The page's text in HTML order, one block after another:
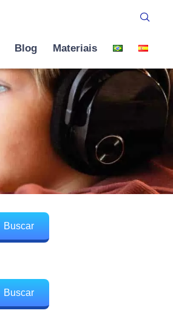
Blog Materiais
Buscar
Buscar